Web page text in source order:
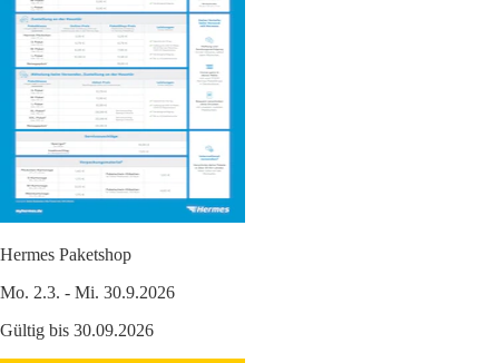
Hermes Paketshop
Mo. 2.3. - Mi. 30.9.2026
Gültig bis 30.09.2026